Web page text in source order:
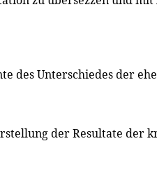
des Unterschiedes der
der Resultate der